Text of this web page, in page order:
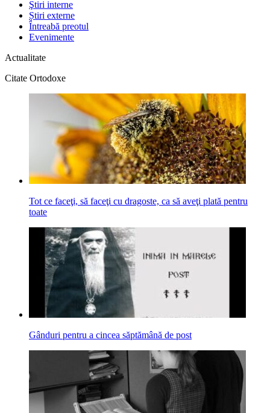
Ştiri interne
Știri externe
Întreabă preotul
Evenimente
Actualitate
Citate Ortodoxe
Tot ce faceţi, să faceţi cu dragoste, ca să aveţi plată pentru
toate
Gânduri pentru a cincea săptămână de post